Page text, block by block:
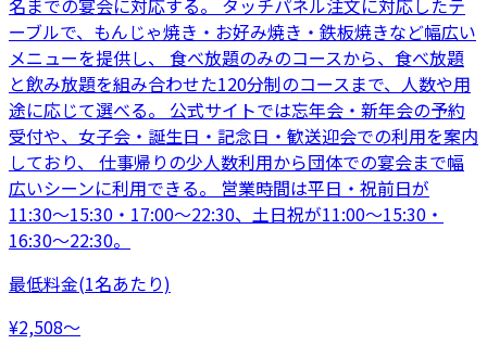
名までの宴会に対応する。 タッチパネル注文に対応したテ
ーブルで、もんじゃ焼き・お好み焼き・鉄板焼きなど幅広い
メニューを提供し、 食べ放題のみのコースから、食べ放題
と飲み放題を組み合わせた120分制のコースまで、人数や用
途に応じて選べる。 公式サイトでは忘年会・新年会の予約
受付や、女子会・誕生日・記念日・歓送迎会での利用を案内
しており、 仕事帰りの少人数利用から団体での宴会まで幅
広いシーンに利用できる。 営業時間は平日・祝前日が
11:30〜15:30・17:00〜22:30、土日祝が11:00〜15:30・
16:30〜22:30。
最低料金(1名あたり)
¥2,508〜